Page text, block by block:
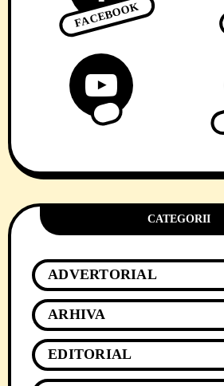
FACEBOOK
CATEGORII
ADVERTORIAL
ARHIVA
EDITORIAL